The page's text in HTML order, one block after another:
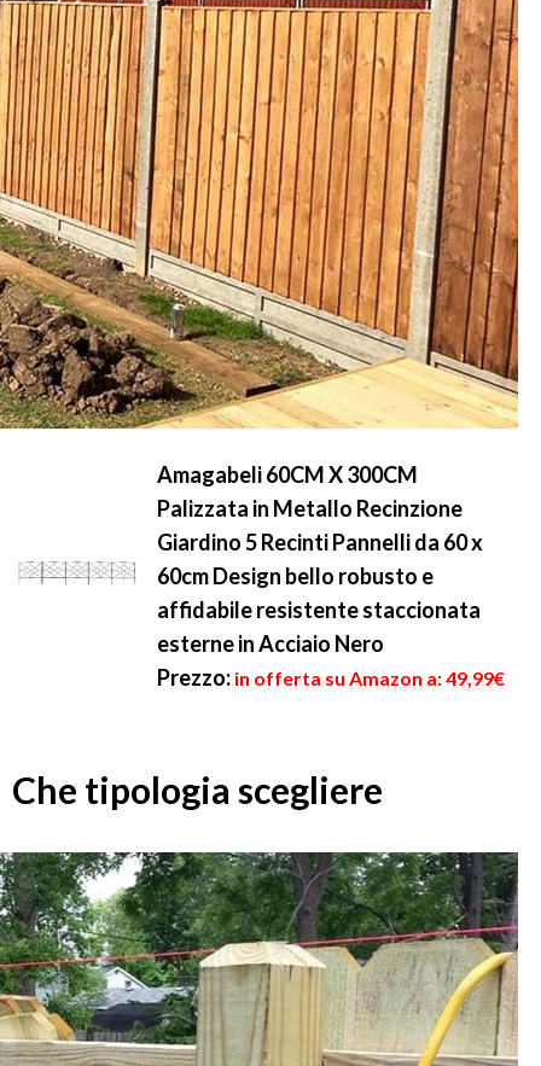
Amagabeli 60CM X 300CM
Palizzata in Metallo Recinzione
Giardino 5 Recinti Pannelli da 60 x
60cm Design bello robusto e
affidabile resistente staccionata
esterne in Acciaio Nero
Prezzo: in offerta su Amazon a: 49,99€
Che tipologia scegliere